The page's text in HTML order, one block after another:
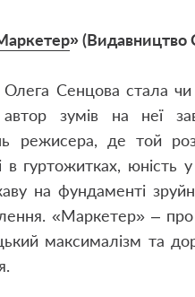
» (Видавництво
Олега Сенцова стала
зумів на неї
режисера, де той
гуртожитках, юність
на фундаменті
«Маркетер» –
максималізм та